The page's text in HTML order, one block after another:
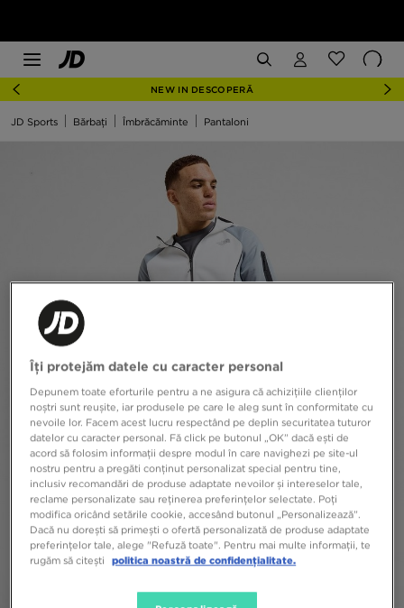
NEW IN DESCOPERĂ
JD Sports Bărbați Îmbrăcăminte Pantaloni
Îți protejăm datele cu caracter personal
Depunem toate eforturile pentru a ne asigura că achizițiile clienților
noștri sunt reușite, iar produsele pe care le aleg sunt în conformitate cu
nevoile lor. Facem acest lucru respectând pe deplin securitatea tuturor
datelor cu caracter personal. Fă click pe butonul „OK” dacă ești de
acord să folosim informații despre modul în care navighezi pe site-ul
nostru pentru a pregăti conținut personalizat special pentru tine,
inclusiv recomandări de produse adaptate nevoilor și intereselor tale,
reclame personalizate sau reținerea preferințelor selectate. Poți
modifica oricând setările cookie, accesând butonul „Personalizează”.
Dacă nu dorești să primești o ofertă personalizată de produse adaptate
preferințelor tale, alege "Refuză toate". Pentru mai multe informații, te
rugăm să citești
politica noastră de confidențialitate.